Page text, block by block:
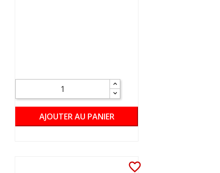
AJOUTER AU PANIER
favorite_border